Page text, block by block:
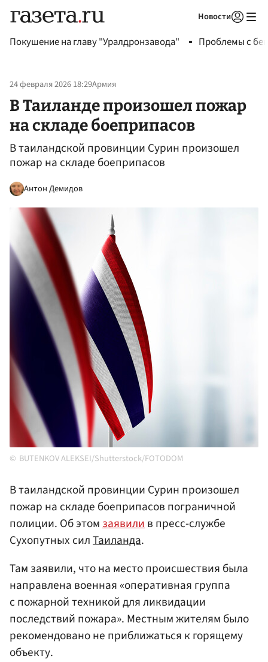
Новости
Покушение на главу "Уралдронзавода" Проблемы с
24 февраля 2026 18:29Армия
В Таиланде произошел пожар
на складе боеприпасов
В таиландской провинции Сурин произошел
пожар на складе боеприпасов
Антон Демидов
BUTENKOV ALEKSEI/Shutterstock/FOTODOM
В таиландской провинции Сурин произошел
пожар на складе боеприпасов пограничной
полиции. Об этомзаявилив пресс-службе
Сухопутных силТаиланда.
Там заявили, что на место происшествия была
направлена военная «оперативная группа
с пожарной техникой для ликвидации
последствий пожара». Местным жителям было
рекомендовано не приближаться к горящему
объекту.